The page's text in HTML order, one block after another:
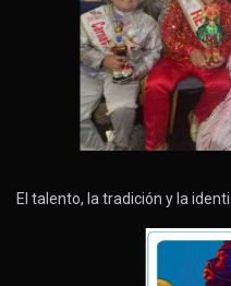
El talento, la tradición y la